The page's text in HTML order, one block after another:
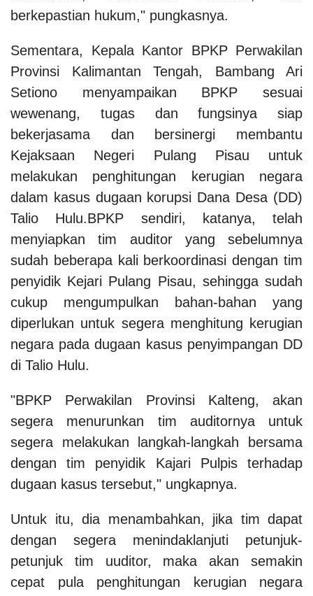
berkepastian hukum," pungkasnya.
Sementara, Kepala Kantor BPKP Perwakilan
Provinsi Kalimantan Tengah, Bambang Ari
Setiono menyampaikan BPKP sesuai
wewenang, tugas dan fungsinya siap
bekerjasama dan bersinergi membantu
Kejaksaan Negeri Pulang Pisau untuk
melakukan penghitungan kerugian negara
dalam kasus dugaan korupsi Dana Desa (DD)
Talio Hulu.BPKP sendiri, katanya, telah
menyiapkan tim auditor yang sebelumnya
sudah beberapa kali berkoordinasi dengan tim
penyidik Kejari Pulang Pisau, sehingga sudah
cukup mengumpulkan bahan-bahan yang
diperlukan untuk segera menghitung kerugian
negara pada dugaan kasus penyimpangan DD
di Talio Hulu.
"BPKP Perwakilan Provinsi Kalteng, akan
segera menurunkan tim auditornya untuk
segera melakukan langkah-langkah bersama
dengan tim penyidik Kajari Pulpis terhadap
dugaan kasus tersebut," ungkapnya.
Untuk itu, dia menambahkan, jika tim dapat
dengan segera menindaklanjuti petunjuk-
petunjuk tim uuditor, maka akan semakin
cepat pula penghitungan kerugian negara